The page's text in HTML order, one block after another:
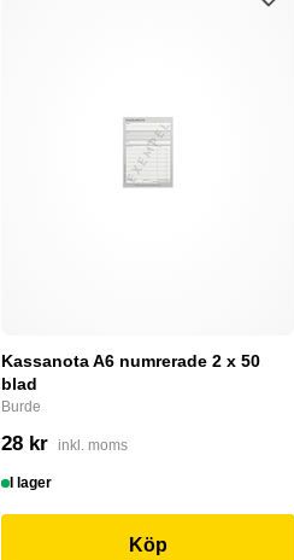
Kassanota A6 numrerade 2 x 50
blad
Burde
28 kr inkl. moms
I lager
Köp